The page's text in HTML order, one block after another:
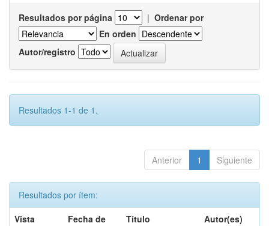
Resultados por página | Ordenar por
En orden
Autor/registro
Resultados 1-1 de 1.
Anterior 1 Siguiente
Resultados por ítem:
Vista
Fecha de
Título Autor(es)